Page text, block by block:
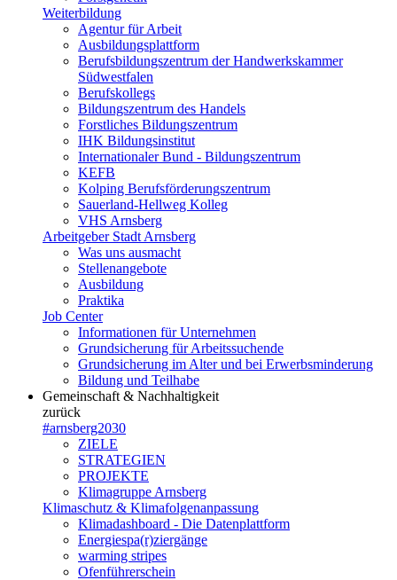
Weiterbildung
Agentur für Arbeit
Ausbildungsplattform
Berufsbildungszentrum der Handwerkskammer
Südwestfalen
Berufskollegs
Bildungszentrum des Handels
Forstliches Bildungszentrum
IHK Bildungsinstitut
Internationaler Bund - Bildungszentrum
KEFB
Kolping Berufsförderungszentrum
Sauerland-Hellweg Kolleg
VHS Arnsberg
Arbeitgeber Stadt Arnsberg
Was uns ausmacht
Stellenangebote
Ausbildung
Praktika
Job Center
Informationen für Unternehmen
Grundsicherung für Arbeitssuchende
Grundsicherung im Alter und bei Erwerbsminderung
Bildung und Teilhabe
Gemeinschaft & Nachhaltigkeit
zurück
#arnsberg2030
ZIELE
STRATEGIEN
PROJEKTE
Klimagruppe Arnsberg
Klimaschutz & Klimafolgenanpassung
Klimadashboard - Die Datenplattform
Energiespa(r)ziergänge
warming stripes
Ofenführerschein